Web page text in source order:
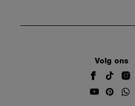
Volg ons